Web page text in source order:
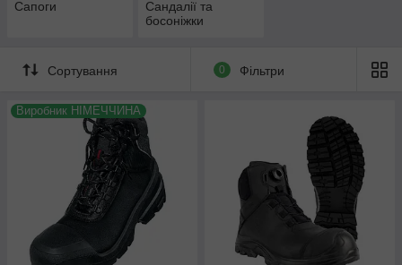
Сапоги
Сандалії та
босоніжки
Сортування 0 Фільтри
Виробник НІМЕЧЧИНА